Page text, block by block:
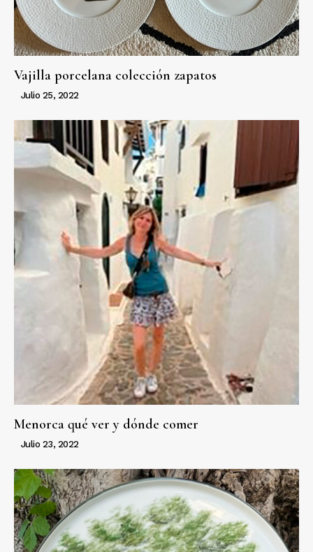
Vajilla porcelana colección zapatos
Julio 25, 2022
Menorca qué ver y dónde comer
Julio 23, 2022